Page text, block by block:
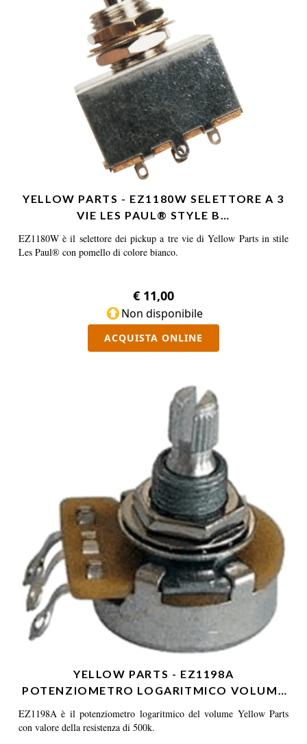
YELLOW PARTS - EZ1180W SELETTORE A 3
VIE LES PAUL® STYLE B…
EZ1180W è il selettore dei pickup a tre vie di Yellow Parts in stile
Les Paul® con pomello di colore bianco.
€ 11,00
Non disponibile
ACQUISTA ONLINE
YELLOW PARTS - EZ1198A
POTENZIOMETRO LOGARITMICO VOLUME
EZ1198A è il potenziometro logaritmico del volume Yellow Parts
con valore della resistenza di 500k.